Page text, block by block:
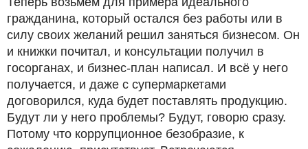
гражданина, который остался без работы или в
силу своих желаний решил заняться бизнесом. Он
и книжки почитал, и консультации получил в
госорганах, и бизнес-план написал. И всё у него
получается, и даже с супермаркетами
договорился, куда будет поставлять продукцию.
Будут ли у него проблемы? Будут, говорю сразу.
Потому что коррупционное безобразие, к